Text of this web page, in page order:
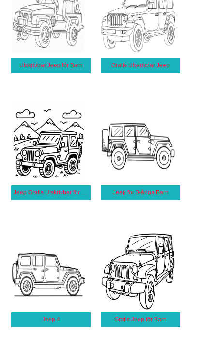
Utskrivbar Jeep för Barn Gratis Utskrivbar Jeep
Jeep Gratis Utskrivbar för Barn Jeep för 3-åriga Barn
Jeep 4 Gratis Jeep för Barn